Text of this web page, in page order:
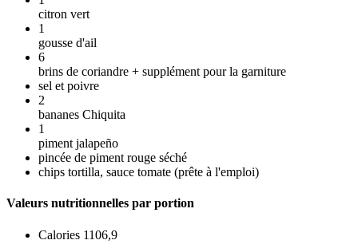
citron vert
1
gousse d'ail
6
brins de coriandre + supplément pour la garniture
sel et poivre
2
bananes Chiquita
1
piment jalapeño
pincée de piment rouge séché
chips tortilla, sauce tomate (prête à l'emploi)
Valeurs nutritionnelles par portion
Calories 1106,9